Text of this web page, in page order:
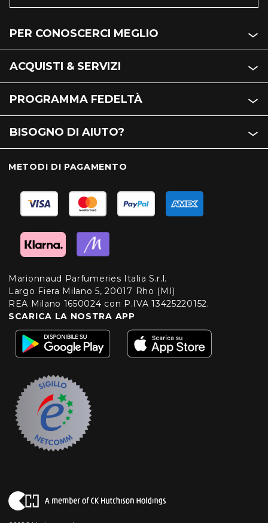
PER CONOSCERCI MEGLIO
ACQUISTI & SERVIZI
PROGRAMMA FEDELTÀ
BISOGNO DI AIUTO?
METODI DI PAGAMENTO
Marionnaud Parfumeries Italia S.r.l.
Largo Fiera Milano 5, 20017 Rho (MI)
REA Milano 1650024 con P.IVA 13425220152.
SCARICA LA NOSTRA APP